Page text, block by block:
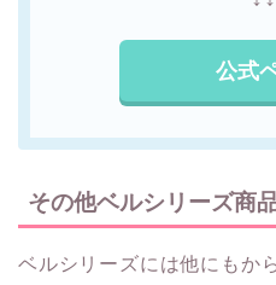
公式
その他ベルシリーズ商
ベルシリーズには他にもか